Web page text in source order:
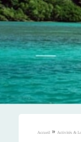
Accueil » Activités &